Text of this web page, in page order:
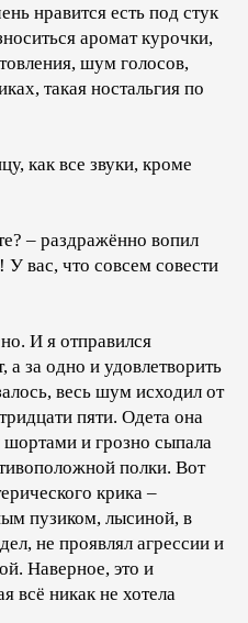
нравится есть под стук
аромат курочки,
шум голосов,
такая ностальгия по
как все звуки, кроме
– раздражённо вопил
У вас, что совсем совести
И я отправился
а за одно и удовлетворить
весь шум исходил от
пяти. Одета она
и грозно сыпала
полки. Вот
крика –
пузиком, лысиной, в
не проявлял агрессии и
Наверное, это и
всё никак не хотела